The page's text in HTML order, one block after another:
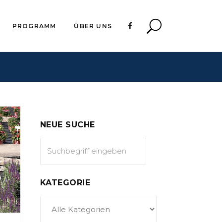
PROGRAMM ÜBER UNS
NEUE SUCHE
KATEGORIE